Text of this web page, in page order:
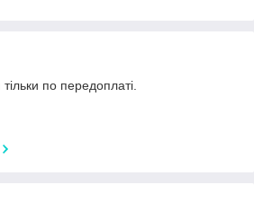
по передоплаті.